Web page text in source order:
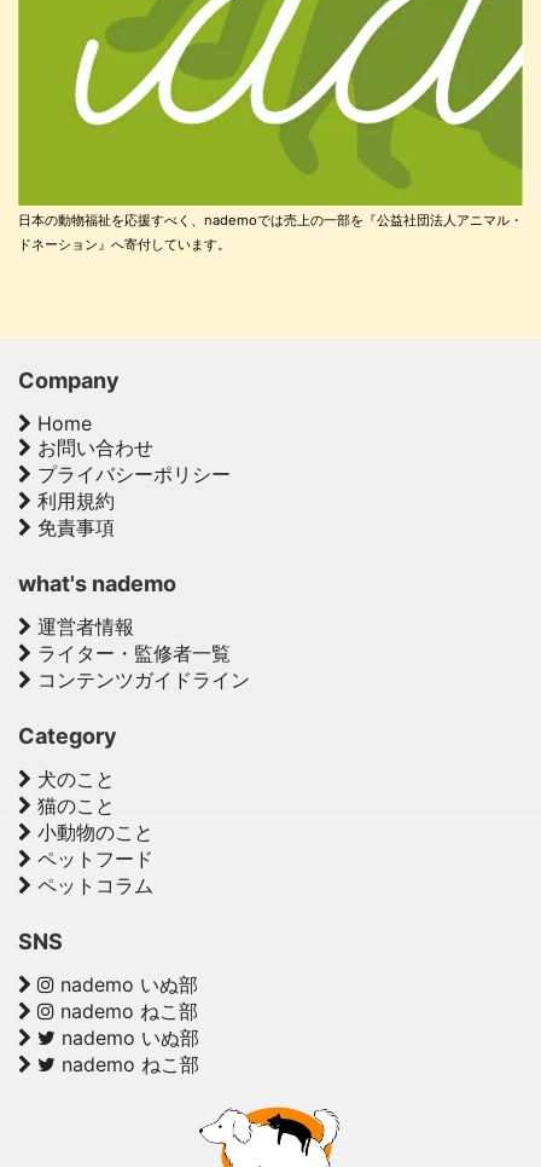
日本の動物福祉を応援すべく、nademoでは売上の一部を『公益社団法人アニマル・
ドネーション』へ寄付しています。
Company
Home
お問い合わせ
プライバシーポリシー
利用規約
免責事項
what's nademo
運営者情報
ライター・監修者一覧
コンテンツガイドライン
Category
犬のこと
猫のこと
小動物のこと
ペットフード
ペットコラム
SNS
nademo いぬ部
nademo ねこ部
nademo いぬ部
nademo ねこ部